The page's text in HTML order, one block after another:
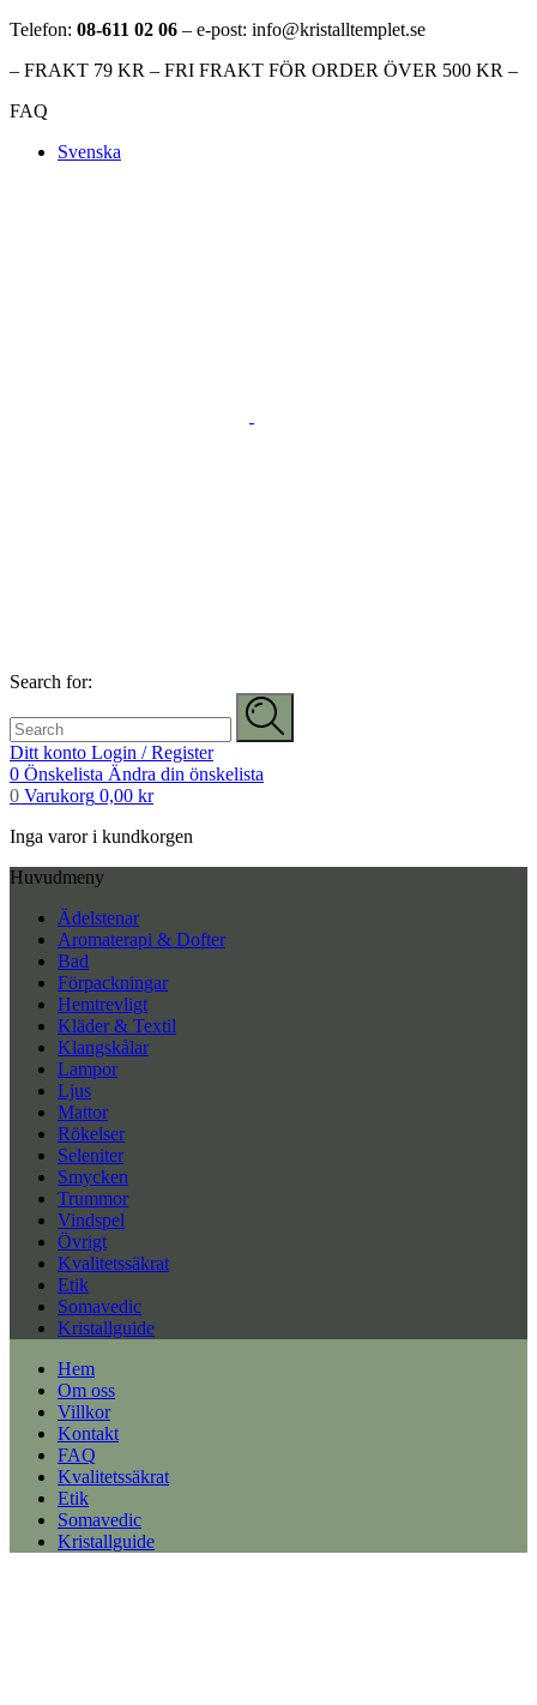
Telefon: 08-611 02 06 – e-post: info@kristalltemplet.se
– FRAKT 79 KR – FRI FRAKT FÖR ORDER ÖVER 500 KR –
FAQ
Svenska
Search for:
Ditt konto Login / Register
0 Önskelista Ändra din önskelista
0 Varukorg 0,00 kr
Inga varor i kundkorgen
Huvudmeny
Ädelstenar
Aromaterapi & Dofter
Bad
Förpackningar
Hemtrevligt
Kläder & Textil
Klangskålar
Lampor
Ljus
Mattor
Rökelser
Seleniter
Smycken
Trummor
Vindspel
Övrigt
Kvalitetssäkrat
Etik
Somavedic
Kristallguide
Hem
Om oss
Villkor
Kontakt
FAQ
Kvalitetssäkrat
Etik
Somavedic
Kristallguide